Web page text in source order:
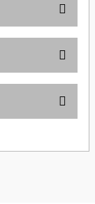
tarafımıza